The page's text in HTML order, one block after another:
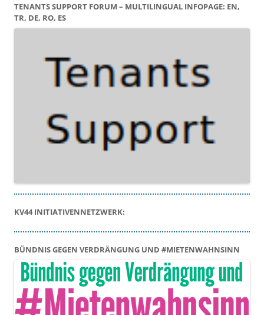
TENANTS SUPPORT FORUM – MULTILINGUAL INFOPAGE: EN,
TR, DE, RO, ES
KV44 INITIATIVENNETZWERK:
BÜNDNIS GEGEN VERDRÄNGUNG UND #MIETENWAHNSINN